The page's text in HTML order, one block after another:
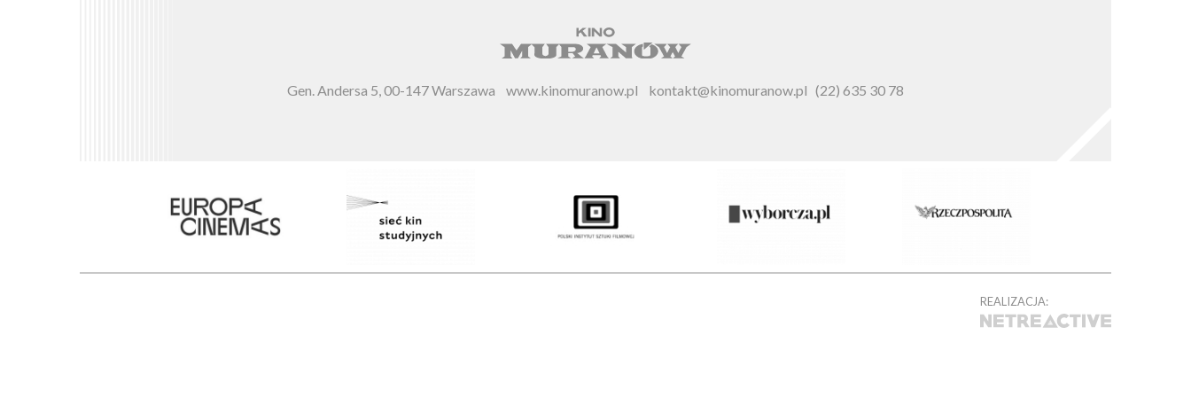
Gen. Andersa 5, 00-147 Warszawa www.kinomuranow.pl kontakt@kinomuranow.pl (22) 635 30 78
REALIZACJA: